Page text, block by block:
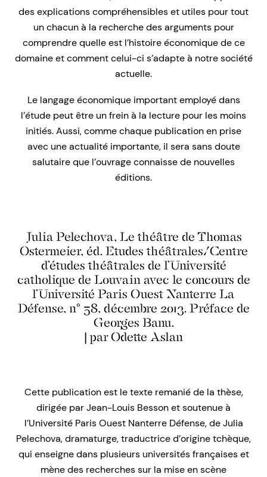
des explications compréhensibles et utiles pour tout
un chacun à la recherche des arguments pour
comprendre quelle est l’histoire économique de ce
domaine et comment celui-ci s’adapte à notre société
actuelle.
Le langage économique important employé dans
l’étude peut être un frein à la lecture pour les moins
initiés. Aussi, comme chaque publication en prise
avec une actualité importante, il sera sans doute
salutaire que l’ouvrage connaisse de nouvelles
éditions.
Julia Pelechova, Le théâtre de Thomas
Ostermeier, éd. Etudes théâtrales/Centre
d’études théâtrales de l’Université
catholique de Louvain avec le concours de
l’Université Paris Ouest Nanterre La
Défense, n° 58, décembre 2013. Préface de
Georges Banu.
| par Odette Aslan
Cette publication est le texte remanié de la thèse,
dirigée par Jean-Louis Besson et soutenue à
l’Université Paris Ouest Nanterre Défense, de Julia
Pelechova, dramaturge, traductrice d’origine tchèque,
qui enseigne dans plusieurs universités françaises et
mène des recherches sur la mise en scène